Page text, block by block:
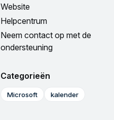
Website
Helpcentrum
Neem contact op met de
ondersteuning
Categorieën
Microsoft kalender